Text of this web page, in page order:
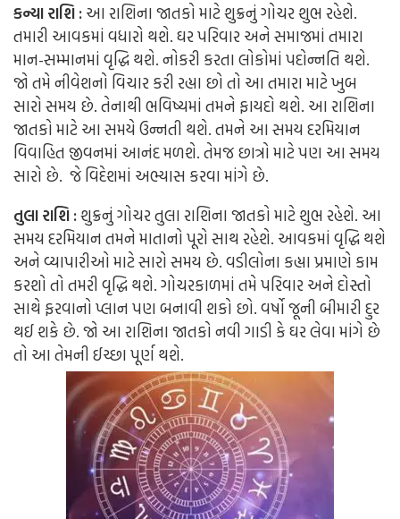
કન્યા રાશિ :આ રાશિના જાતકો માટે શુક્રનું ગોચર શુભ રહેશે.
તમારી આવકમાં વધારો થશે. ઘર પરિવાર અને સમાજમાં તમારા
માન-સમ્માનમાં વૃદ્ધિ થશે. નોકરી કરતા લોકોમાં પદોન્નતિ થશે.
જો તમે નીવેશનો વિચાર કરી રહ્યા છો તો આ તમારા માટે ખુબ
સારો સમય છે. તેનાથી ભવિષ્યમાં તમને ફાયદો થશે. આ રાશિના
જાતકો માટે આ સમયે ઉન્નતી થશે. તમને આ સમય દરમિયાન
વિવાહિત જીવનમાં આનંદ મળશે. તેમજ છાત્રો માટે પણ આ સમય
સારો છે. જે વિદેશમાં અભ્યાસ કરવા માંગે છે.
તુલા રાશિ :શુક્રનું ગોચર તુલા રાશિના જાતકો માટે શુભ રહેશે. આ
સમય દરમિયાન તમને માતાનો પૂરો સાથ રહેશે. આવકમાં વૃદ્ધિ થશે
અને વ્યાપારીઓ માટે સારો સમય છે. વડીલોના કહ્યા પ્રમાણે કામ
કરશો તો તમરી વૃદ્ધિ થશે. ગોચરકાળમાં તમે પરિવાર અને દોસ્તો
સાથે ફરવાનો પ્લાન પણ બનાવી શકો છો. વર્ષો જૂની બીમારી દુર
થઈ શકે છે. જો આ રાશિના જાતકો નવી ગાડી કે ઘર લેવા માંગે છે
તો આ તેમની ઈચ્છા પૂર્ણ થશે.